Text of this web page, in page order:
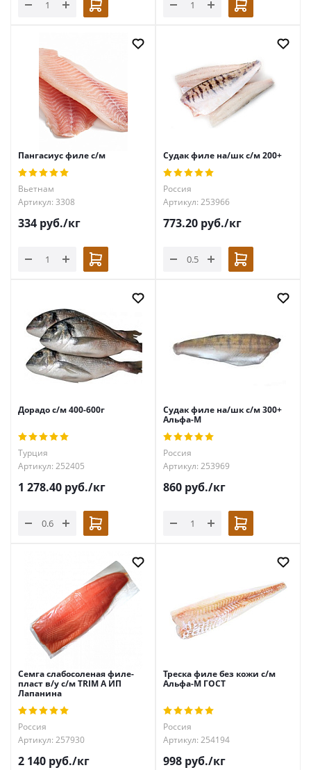
Пангасиус филе с/м
Вьетнам
Артикул: 3308
334 руб./кг
Судак филе на/шк с/м 200+
Россия
Артикул: 253966
773.20 руб./кг
Дорадо с/м 400-600г
Турция
Артикул: 252405
1 278.40 руб./кг
Судак филе на/шк с/м 300+
Альфа-М
Россия
Артикул: 253969
860 руб./кг
Семга слабосоленая филе-
пласт в/у с/м TRIM А ИП
Лапанина
Россия
Артикул: 257930
2 140 руб./кг
Треска филе без кожи с/м
Альфа-М ГОСТ
Россия
Артикул: 254194
998 руб./кг